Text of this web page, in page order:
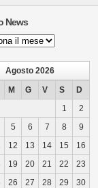
News
Agosto 2026
M G V S
D
1
2
5 6 7 8
9
12 13 14 15
16
19 20 21 22
23
26 27 28 29
30